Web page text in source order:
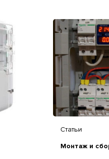
Статьи
Монтаж и